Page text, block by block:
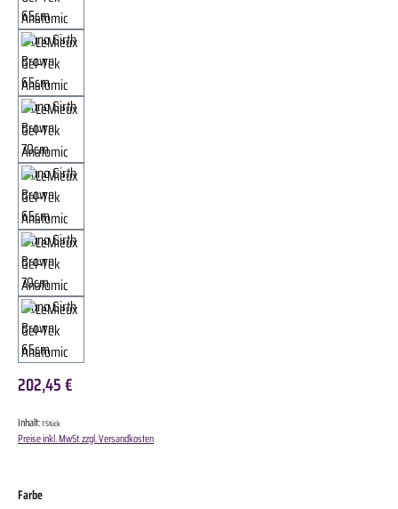
202,45 €
Inhalt:1 Stück
Preise inkl. MwSt. zzgl. Versandkosten
Farbeauswählen